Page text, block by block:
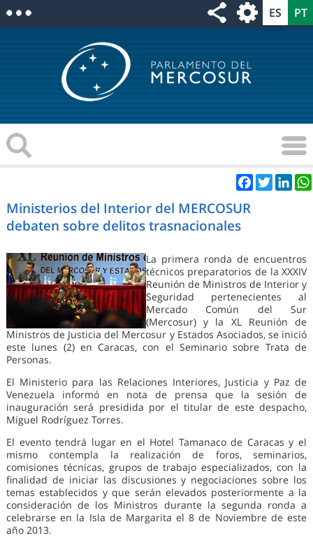
Facebook
Twitter
Ministerios del Interior del MERCOSUR
debaten sobre delitos trasnacionales
La primera ronda de encuentros
técnicos preparatorios de la XXXIV
Reunión de Ministros de Interior y
Seguridad pertenecientes al
Mercado Común del Sur
(Mercosur) y la XL Reunión de
Ministros de Justicia del Mercosur y Estados Asociados, se inició
este lunes (2) en Caracas, con el Seminario sobre Trata de
Personas.
El Ministerio para las Relaciones Interiores, Justicia y Paz de
Venezuela informó en nota de prensa que la sesión de
inauguración será presidida por el titular de este despacho,
Miguel Rodríguez Torres.
El evento tendrá lugar en el Hotel Tamanaco de Caracas y el
mismo contempla la realización de foros, seminarios,
comisiones técnicas, grupos de trabajo especializados, con la
finalidad de iniciar las discusiones y negociaciones sobre los
temas establecidos y que serán elevados posteriormente a la
consideración de los Ministros durante la segunda ronda a
celebrarse en la Isla de Margarita el 8 de Noviembre de este
año 2013.